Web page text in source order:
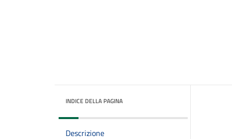
INDICE DELLA PAGINA
Descrizione